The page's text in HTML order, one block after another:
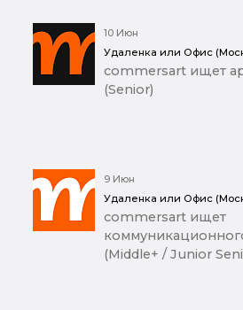
10 Июн
Удаленка или Офис
commersart ищет
(Senior)
9 Июн
Удаленка или Офис
commersart ищет
(Middle+ / Junior